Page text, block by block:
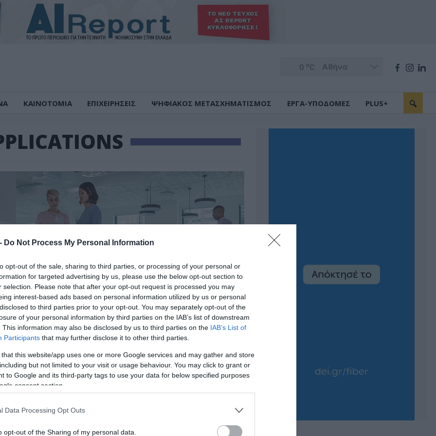
Do Not Process My Personal Information
opt-out of the sale, sharing to third parties, or processing of your personal or
for targeted advertising by us, please use the below opt-out section to
selection. Please note that after your opt-out request is processed you may
interest-based ads based on personal information utilized by us or personal
to third parties prior to your opt-out. You may separately opt-out of the
of your personal information by third parties on the IAB’s list of downstream
This information may also be disclosed by us to third parties on the IAB’s List of
Participants that may further disclose it to other third parties.
that this website/app uses one or more Google services and may gather and store
but not limited to your visit or usage behaviour. You may click to grant or
to Google and its third-party tags to use your data for below specified purposes
consent section.
Data Processing Opt Outs
opt-out of the Sharing of my personal data.
0 oC
ΚΑΙΝΟΤΟΜΙΑ ΕΠΙΧΕΙΡΗΣΕΙΣ ΨΗΦΙΑΚΟΣ ΜΕΤΑΣΧΗΜΑΤΙΣΜΟΣ ΕΡΓΑ-ΥΠΟΔΟΜΕΣ PLUS+